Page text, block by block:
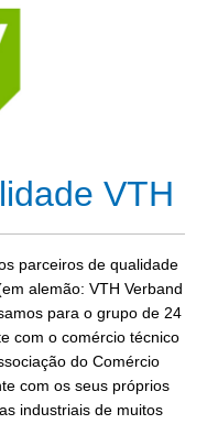
VTH
parceiros de qualidade
alemão: VTH Verband
para o grupo de 24
com o comércio técnico
do Comércio
com os seus próprios
industriais de muitos